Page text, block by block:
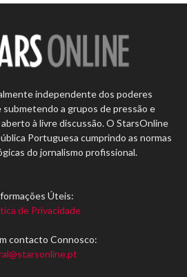
independente dos poderes
a grupos de pressão e
à livre discussão. O StarsOnline
Portuguesa cumprindo as normas
do jornalismo profissional.
Úteis:
de Privacidade
contacto Connosco: